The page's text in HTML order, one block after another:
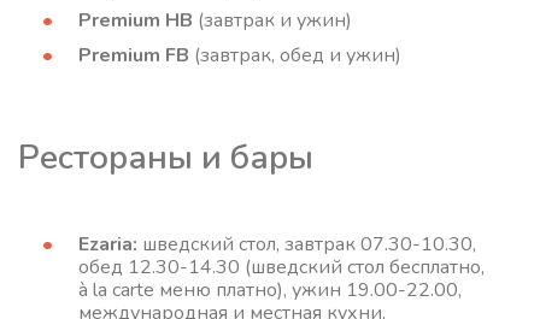
Premium HB (завтрак и ужин)
Premium FB (завтрак, обед и ужин)
Рестораны и бары
Ezaria: шведский стол, завтрак 07.30-10.30,
обед 12.30-14.30 (шведский стол бесплатно,
à la carte меню платно), ужин 19.00-22.00,
международная и местная кухни,